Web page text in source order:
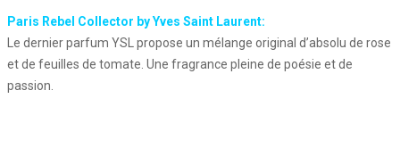
Paris Rebel Collector by Yves Saint Laurent:
Le dernier parfum YSL propose un mélange original d’absolu de rose
et de feuilles de tomate. Une fragrance pleine de poésie et de
passion.